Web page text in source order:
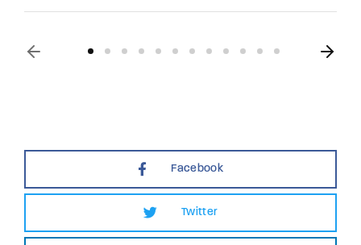
Facebook
Twitter